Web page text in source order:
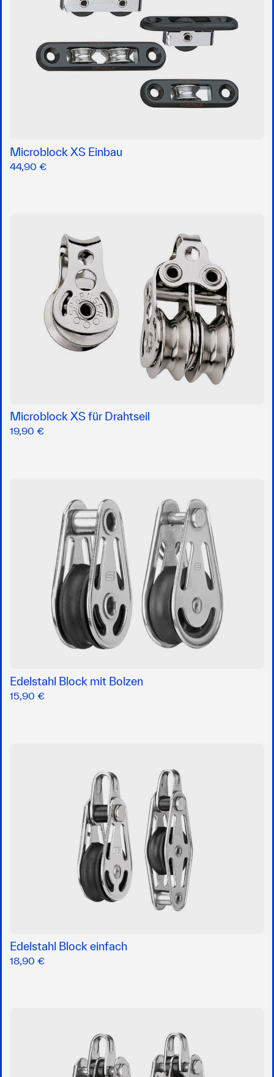
Microblock XS Einbau
44,90 €
Microblock XS für Drahtseil
19,90 €
Edelstahl Block mit Bolzen
15,90 €
Edelstahl Block einfach
18,90 €